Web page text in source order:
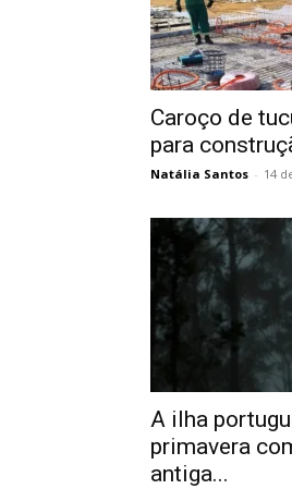
Caroço de
para
Natália Santos - 14
A ilha
primavera
antiga...